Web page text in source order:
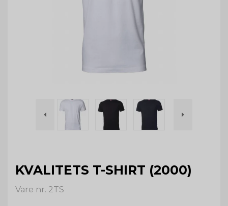
KVALITETS T-SHIRT (2000)
Vare nr. 2TS